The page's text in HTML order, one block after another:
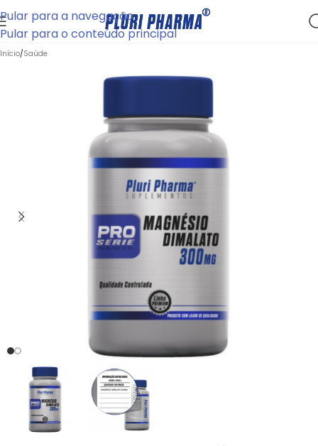
Pular para a navegação
Pular para o conteúdo principal
Início/Saúde